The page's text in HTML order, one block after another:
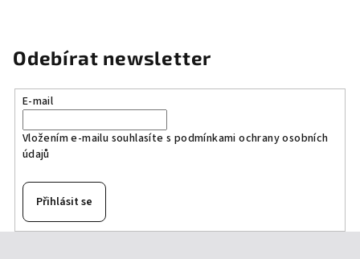
Odebírat newsletter
E-mail
Vložením e-mailu souhlasíte s podmínkami ochrany osobních
údajů
Přihlásit se